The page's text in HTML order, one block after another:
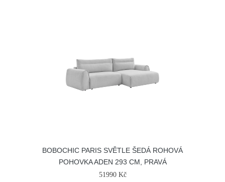
BOBOCHIC PARIS SVĚTLE ŠEDÁ ROHOVÁ
POHOVKA ADEN 293 CM, PRAVÁ
51990 Kč